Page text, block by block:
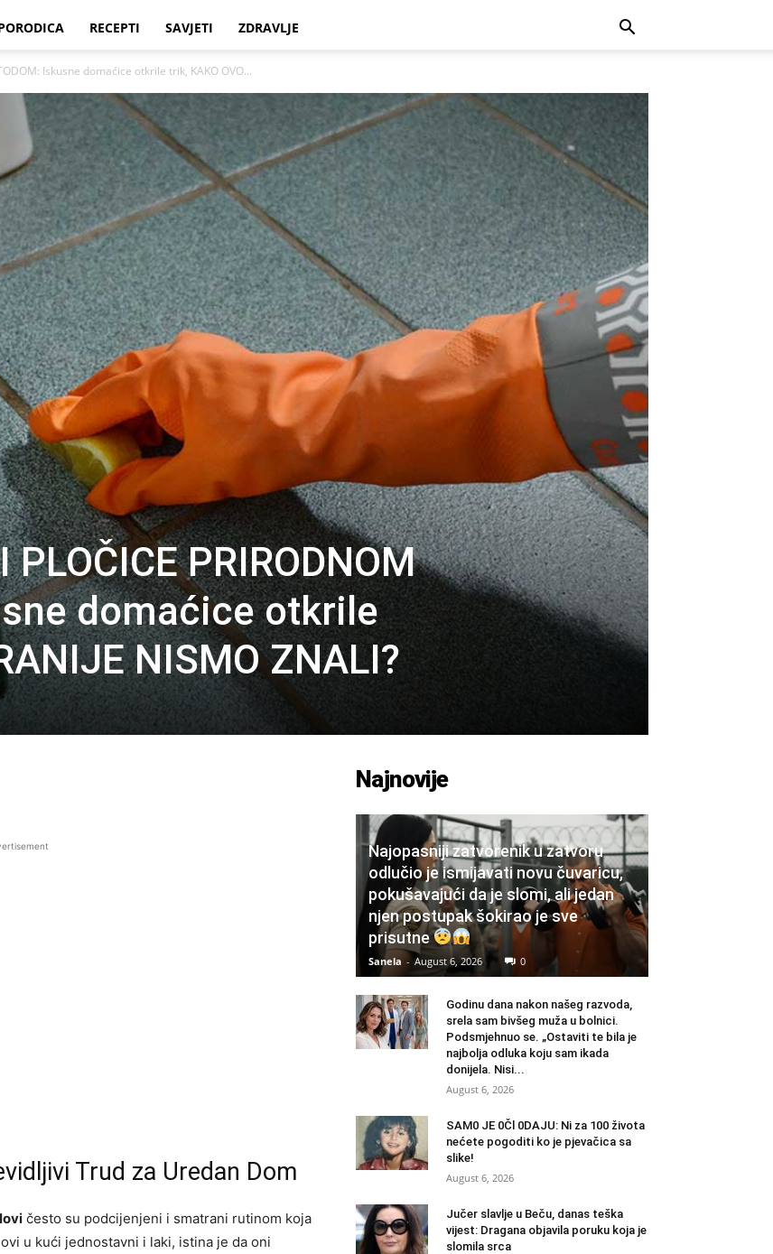
RECEPTI SAVJETI ZDRAVLJE
Iskusne domaćice otkrile trik, KAKO OVO...
PLOČICE PRIRODNOM
domaćice otkrile
NISMO ZNALI?
Trud za Uredan Dom
često su podcijenjeni i smatrani rutinom koja
u kući jednostavni i laki, istina je da oni
Najnovije
Najopasniji zatvorenik u zatvoru
odlučio je ismijavati novu čuvaricu,
pokušavajući da je slomi, ali jedan
njen postupak šokirao je sve
prisutne
Sanela - August 6, 2026 0
Godinu dana nakon našeg razvoda,
srela sam bivšeg muža u bolnici.
Podsmjehnuo se. „Ostaviti te bila je
najbolja odluka koju sam ikada
donijela. Nisi...
August 6, 2026
SAM0 JE 0Čl 0DAJU: Ni za 100 života
nećete pogoditi ko je pjevačica sa
slike!
August 6, 2026
Jučer slavlje u Beču, danas teška
vijest: Dragana objavila poruku koja je
slomila srca